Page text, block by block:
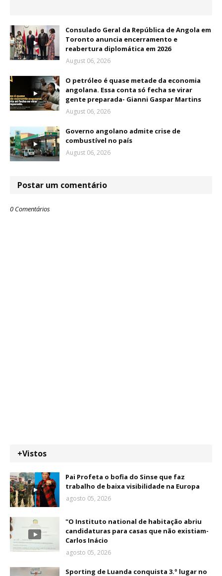
Consulado Geral da República de Angola em
Toronto anuncia encerramento e
reabertura diplomática em 2026
August 06, 2026
O petróleo é quase metade da economia
angolana. Essa conta só fecha se virar
gente preparada- Gianni Gaspar Martins
August 06, 2026
Governo angolano admite crise de
combustível no país
August 06, 2026
Postar um comentário
0 Comentários
+Vistos
Pai Profeta o bofia do Sinse que faz
trabalho de baixa visibilidade na Europa
agosto 05, 2026
"O Instituto national de habitação abriu
candidaturas para casas que não existiam-
Carlos Inácio
agosto 05, 2026
Sporting de Luanda conquista 3.º lugar no